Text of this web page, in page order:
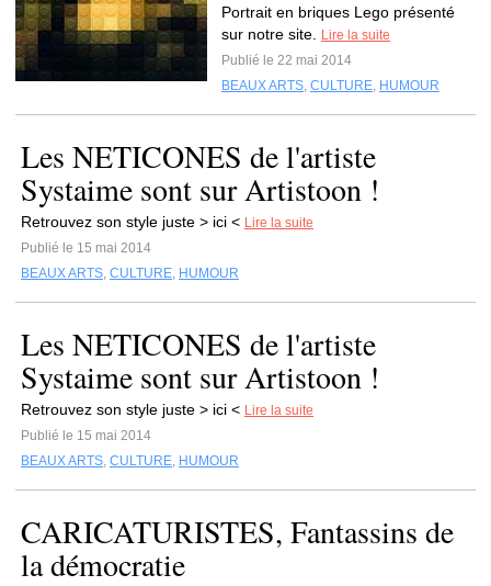
Portrait en briques Lego présenté
sur notre site.
Lire la suite
Publié le 22 mai 2014
BEAUX ARTS, CULTURE, HUMOUR
Les NETICONES de l'artiste
Systaime sont sur Artistoon !
Retrouvez son style juste > ici < Lire la suite
Publié le 15 mai 2014
BEAUX ARTS, CULTURE, HUMOUR
Les NETICONES de l'artiste
Systaime sont sur Artistoon !
Retrouvez son style juste > ici < Lire la suite
Publié le 15 mai 2014
BEAUX ARTS, CULTURE, HUMOUR
CARICATURISTES, Fantassins de
la démocratie